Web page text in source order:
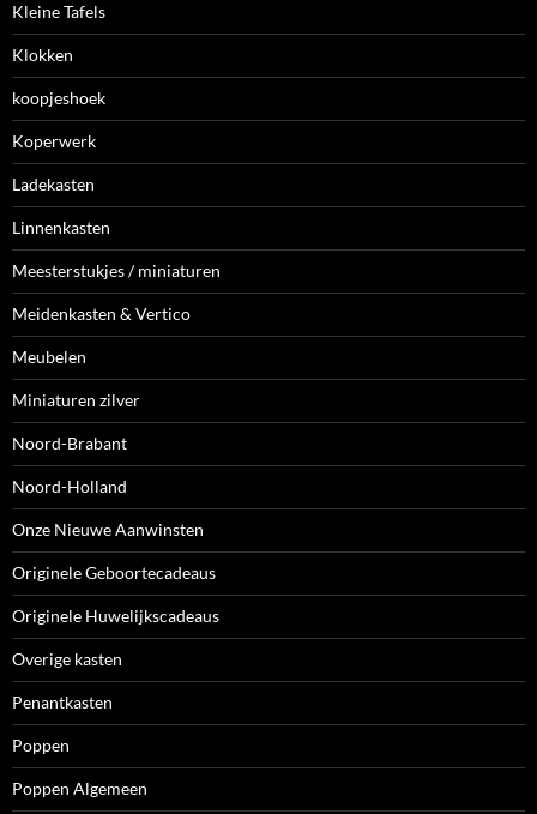
Kleine Tafels
Klokken
koopjeshoek
Koperwerk
Ladekasten
Linnenkasten
Meesterstukjes / miniaturen
Meidenkasten & Vertico
Meubelen
Miniaturen zilver
Noord-Brabant
Noord-Holland
Onze Nieuwe Aanwinsten
Originele Geboortecadeaus
Originele Huwelijkscadeaus
Overige kasten
Penantkasten
Poppen
Poppen Algemeen